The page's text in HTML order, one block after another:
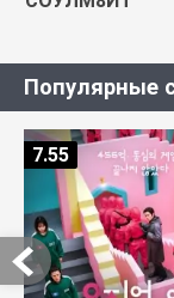
Популярные
7.55